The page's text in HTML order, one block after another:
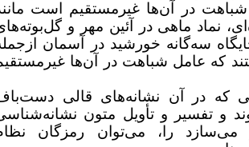
در آن‌ها غیرمستقیم است مانند
نماد ماهی در آئین مهر و گل‌بوته‌های
سه‌گانه خورشید در آسمان ازجمله
که عامل شباهت در آن‌ها غیرمستقیم
که در آن نشانه‌های قالی دست‌باف
و تفسیر و تأویل متون نشانه‌شناسی
را، می‌توان رمزگان نظام